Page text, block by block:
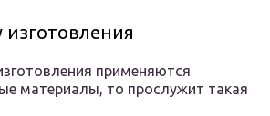
изготовления
применяются
материалы, то прослужит такая